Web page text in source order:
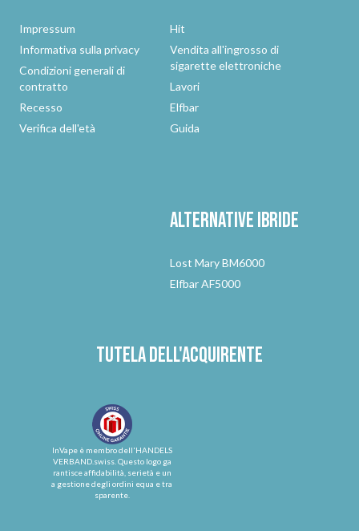
Impressum
Informativa sulla privacy
Condizioni generali di
contratto
Recesso
Verifica dell'età
Hit
Vendita all'ingrosso di
sigarette elettroniche
Lavori
Elfbar
Guida
Alternativeibride
Lost Mary BM6000
Elfbar AF5000
Tutela dell'acquirente
InVape è membro dell'HANDELS
VERBAND.swiss. Questo logo ga
rantisce affidabilità, serietà e un
a gestione degli ordini equa e tra
sparente.